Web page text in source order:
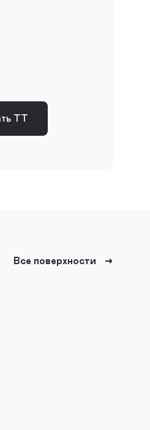
ТТ
Все поверхности